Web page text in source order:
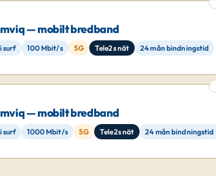
— mobilt bredband
surf 100 Mbit/s 5G Tele2s nät 24 mån bindningstid
— mobilt bredband
surf 1000 Mbit/s 5G Tele2s nät 24 mån bindningstid